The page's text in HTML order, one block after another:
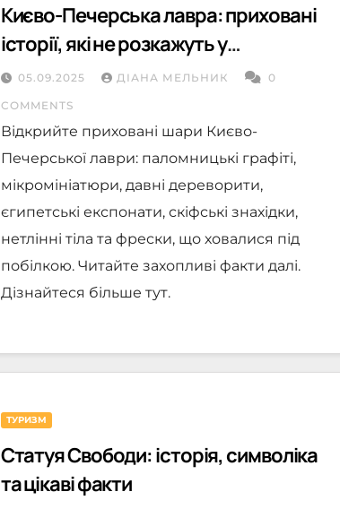
Києво-Печерська лавра: приховані
історії, які не розкажуть у
стандартних екскурсіях
05.09.2025 ДІАНА МЕЛЬНИК 0
COMMENTS
Відкрийте приховані шари Києво-
Печерської лаври: паломницькі графіті,
мікромініатюри, давні дереворити,
єгипетські експонати, скіфські знахідки,
нетлінні тіла та фрески, що ховалися під
побілкою. Читайте захопливі факти далі.
Дізнайтеся більше тут.
ТУРИЗМ
Статуя Свободи: історія, символіка
та цікаві факти